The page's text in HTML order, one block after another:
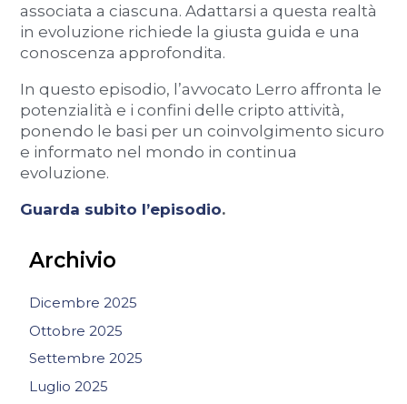
associata a ciascuna. Adattarsi a questa realtà
in evoluzione richiede la giusta guida e una
conoscenza approfondita.
In questo episodio, l’avvocato Lerro affronta le
potenzialità e i confini delle cripto attività,
ponendo le basi per un coinvolgimento sicuro
e informato nel mondo in continua
evoluzione.
Guarda subito l’episodio.
Archivio
Dicembre 2025
Ottobre 2025
Settembre 2025
Luglio 2025